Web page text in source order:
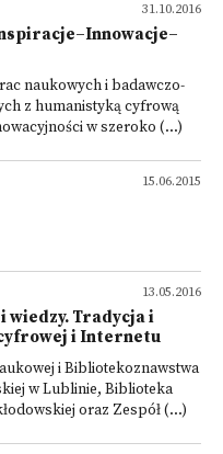
31.10.2016
naukowych i badawczo-
z humanistyką cyfrową
w szeroko (...)
15.06.2015
13.05.2016
wiedzy. Tradycja i
i Internetu
i Bibliotekoznawstwa
w Lublinie, Biblioteka
oraz Zespół (...)